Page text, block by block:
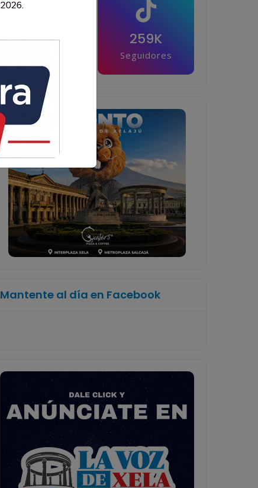
42.5K 259K
Seguidores
Mantente al día en Facebook